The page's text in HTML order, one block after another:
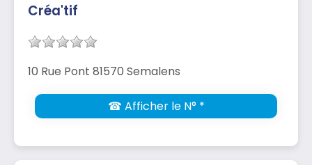
Créa'tif
10 Rue Pont 81570 Semalens
☎ Afficher le N° *